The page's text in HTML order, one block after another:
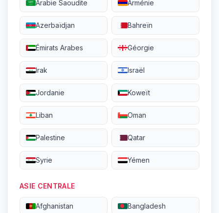
Arabie Saoudite Arménie
Azerbaïdjan Bahreïn
Émirats Arabes Géorgie
Irak Israël
Jordanie Koweït
Liban Oman
Palestine Qatar
Syrie Yémen
ASIE CENTRALE
Afghanistan Bangladesh